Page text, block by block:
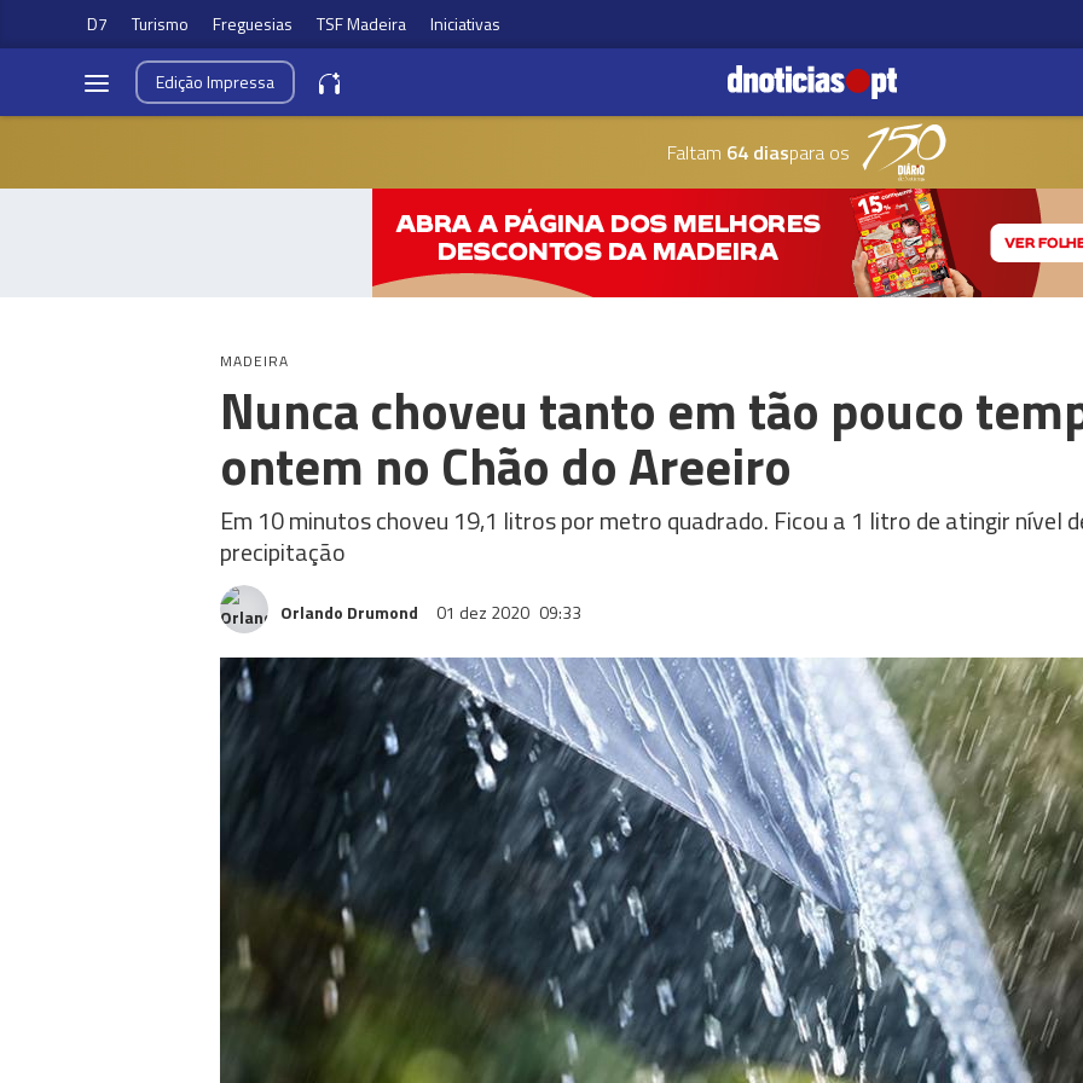
D7 Turismo Freguesias TSF Madeira Iniciativas
EdiçãoImpressa
Faltam 64 diaspara os
MADEIRA
Nunca choveu tanto em tão pouco
ontem no Chão do Areeiro
Em 10 minutos choveu 19,1 litros por metro quadrado. Ficou a 1 litro de atingir nível
precipitação
Orlando Drumond 01 dez 2020 09:33